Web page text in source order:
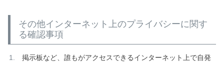
その他インターネット上のプライバシーに関す
る確認事項
掲示板など、誰もがアクセスできるインターネット上で自発